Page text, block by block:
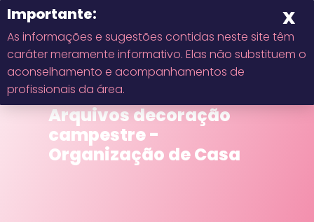
Início
Sobre
Contato
Exibindo artigos
marcados com
Arquivos decoração
campestre -
Organização de Casa
As informações e sugestões contidas neste site têm
caráter meramente informativo. Elas não substituem o
aconselhamento e acompanhamentos de
profissionais da área.